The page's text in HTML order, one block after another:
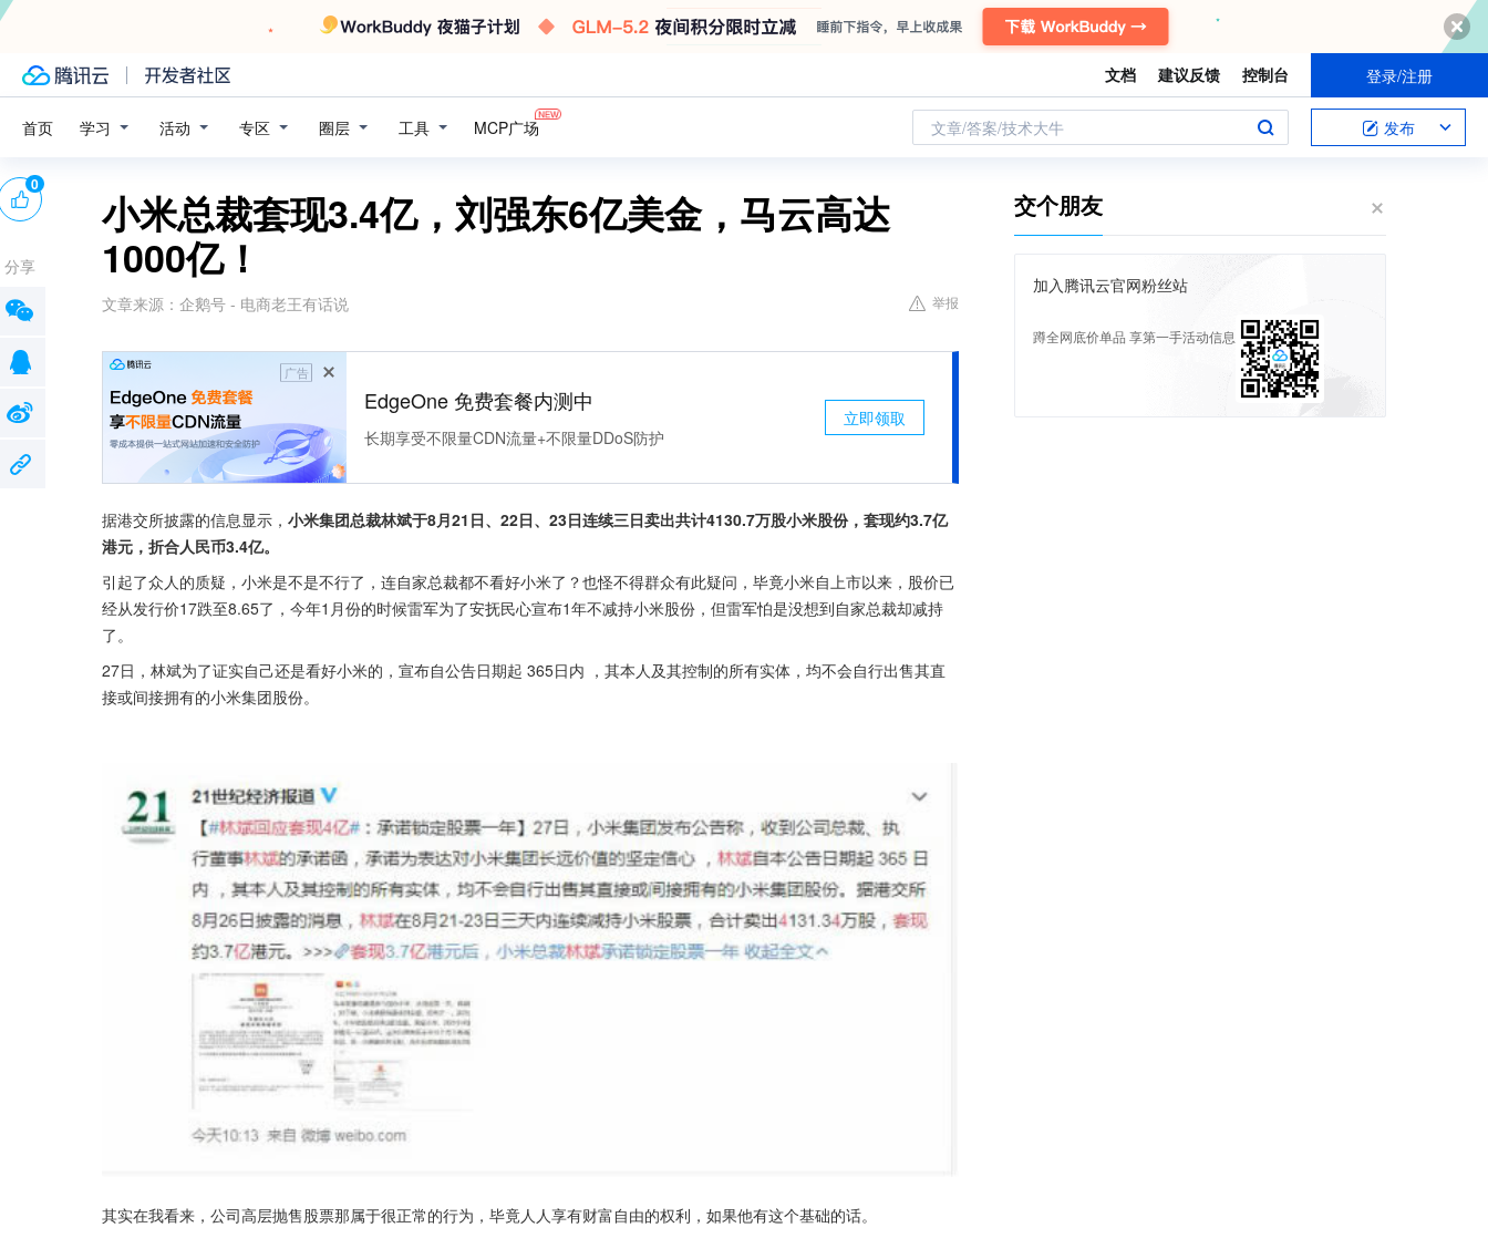
文档 建议反馈 控制台 登录/注册
首页 学习 活动 专区 圈层 工具 MCP广场 文章/答案/技术大牛 发布
小米总裁套现3.4亿，刘强东6亿美金，马云高达
1000亿！
文章来源： 企鹅号 - 电商老王有话说 举报
广告
EdgeOne 免费套餐内测中
长期享受不限量CDN流量+不限量DDoS防护
立即领取
据港交所披露的信息显示， 小米集团总裁林斌于8月21日、22日、23日连续三日卖出共计4130.7万股小米股份，套现约3.7亿
港元，折合人民币3.4亿。
引起了众人的质疑，小米是不是不行了，连自家总裁都不看好小米了？也怪不得群众有此疑问，毕竟小米自上市以来，股价已
经从发行价17跌至8.65了，今年1月份的时候雷军为了安抚民心宣布1年不减持小米股份，但雷军怕是没想到自家总裁却减持
了。
27日，林斌为了证实自己还是看好小米的，宣布自公告日期起 365日内 ，其本人及其控制的所有实体，均不会自行出售其直
接或间接拥有的小米集团股份。
其实在我看来，公司高层抛售股票那属于很正常的行为，毕竟人人享有财富自由的权利，如果他有这个基础的话。
0
分享
交个朋友
加入腾讯云官网粉丝站
蹲全网底价单品 享第一手活动信息